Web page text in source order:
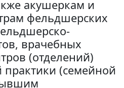
акушеркам и
фельдшерских
врачебных
(отделений)
(семейной